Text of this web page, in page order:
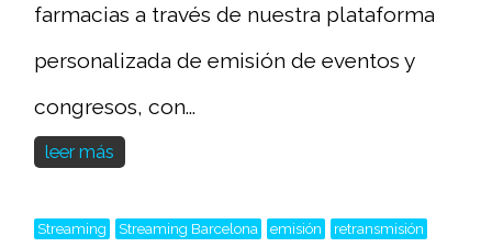
farmacias a través de nuestra plataforma
personalizada de emisión de eventos y
congresos, con...
leer más
Streaming Streaming Barcelona emisión retransmisión